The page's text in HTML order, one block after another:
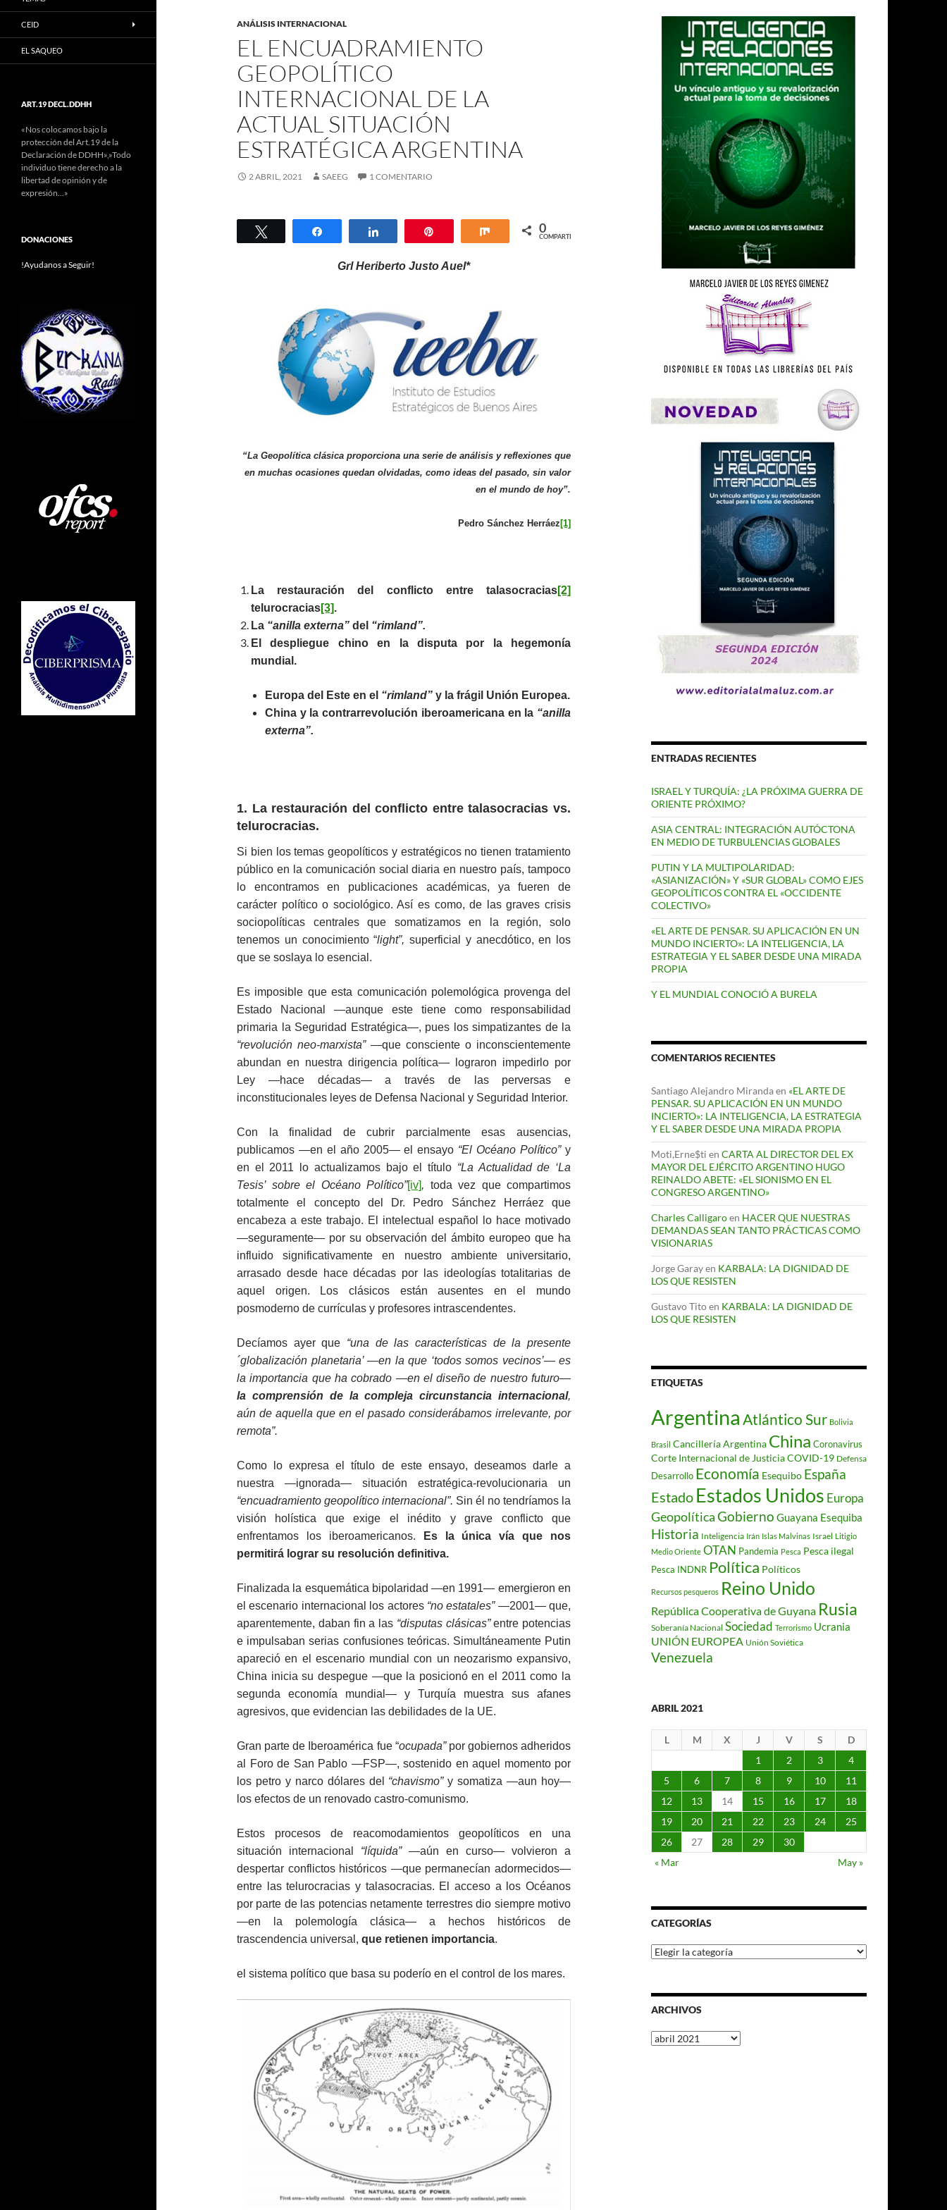
ANÁLISIS INTERNACIONAL
EL ENCUADRAMIENTO
GEOPOLÍTICO
INTERNACIONAL DE LA
ACTUAL SITUACIÓN
ESTRATÉGICA ARGENTINA
2 ABRIL, 2021 SAEEG 1 COMENTARIO
Twittear Compartir Compartir Compartir
0
COMPARTIR
Grl Heriberto Justo Auel*
“La Geopolítica clásica proporciona una serie de análisis y reflexiones que
en muchas ocasiones quedan olvidadas, como ideas del pasado, sin valor
en el mundo de hoy”.
Pedro Sánchez Herráez [1]
La restauración del conflicto entre talasocracias[2]
telurocracias[3].
La “anilla externa” del “rimland”.
El despliegue chino en la disputa por la hegemonía
mundial.
Europa del Este en el “rimland” y la frágil Unión Europea.
China y la contrarrevolución iberoamericana en la “anilla
externa”.
1. La restauración del conflicto entre talasocracias vs.
telurocracias.
Si bien los temas geopolíticos y estratégicos no tienen tratamiento
público en la comunicación social diaria en nuestro país, tampoco
lo encontramos en publicaciones académicas, ya fueren de
carácter político o sociológico. Así es como, de las graves crisis
sociopolíticas centrales que somatizamos en la región, solo
tenemos un conocimiento “light”, superficial y anecdótico, en los
que se soslaya lo esencial.
Es imposible que esta comunicación polemológica provenga del
Estado Nacional —aunque este tiene como responsabilidad
primaria la Seguridad Estratégica—, pues los simpatizantes de la
“revolución neo-marxista”—que consciente o inconscientemente
abundan en nuestra dirigencia política— lograron impedirlo por
Ley —hace décadas— a través de las perversas e
inconstitucionales leyes de Defensa Nacional y Seguridad Interior.
Con la finalidad de cubrir parcialmente esas ausencias,
publicamos —en el año 2005— el ensayo “El Océano Político”y
en el 2011 lo actualizamos bajo el título “La Actualidad de ‘La
Tesis’ sobre el Océano Político”[iv], toda vez que compartimos
totalmente el concepto del Dr. Pedro Sánchez Herráez que
encabeza a este trabajo. El intelectual español lo hace motivado
—seguramente— por su observación del ámbito europeo que ha
influido significativamente en nuestro ambiente universitario,
arrasado desde hace décadas por las ideologías totalitarias de
aquel origen. Los clásicos están ausentes en el mundo
posmoderno de currículas y profesores intrascendentes.
Decíamos ayer que “una de las características de la presente
´globalización planetaria’ —en la que ‘todos somos vecinos’— es
la importancia que ha cobrado —en el diseño de nuestro futuro—
la comprensión de la compleja circunstancia internacional,
aún de aquella que en el pasado considerábamos irrelevante, por
remota”.
Como lo expresa el título de este ensayo, deseamos darle a
nuestra —ignorada— situación estratégica-revolucionaria un
“encuadramiento geopolítico internacional”. Sin él no tendríamos la
visión holística que exige el inédito y grave conflicto que
enfrentamos los iberoamericanos.
Es la única vía que nos
permitirá lograr su resolución definitiva.
Finalizada la esquemática bipolaridad —en 1991— emergieron en
el escenario internacional los actores “no estatales”—2001— que,
aparentemente, daban fin a las “disputas clásicas”entre potencias
e impulsaban serias confusiones teóricas. Simultáneamente Putin
apareció en el escenario mundial con un neozarismo expansivo,
China inicia su despegue —que la posicionó en el 2011 como la
segunda economía mundial— y Turquía muestra sus afanes
agresivos, que evidencian las debilidades de la UE.
Gran parte de Iberoamérica fue “ocupada”por gobiernos adheridos
al Foro de San Pablo —FSP—, sostenido en aquel momento por
los petro y narco dólares del “chavismo”y somatiza —aun hoy—
los efectos de un renovado castro-comunismo.
Estos procesos de reacomodamientos geopolíticos en una
situación internacional “líquida”—aún en curso— volvieron a
despertar conflictos históricos —que permanecían adormecidos—
entre las telurocracias y talasocracias. El acceso a los Océanos
por parte de las potencias netamente terrestres dio siempre motivo
—en la polemología clásica— a hechos históricos de
trascendencia universal, que retienen importancia.
el sistema político que basa su poderío en el control de los mares.
ENTRADAS RECIENTES
ISRAEL Y TURQUÍA: ¿LA PRÓXIMA GUERRA DE
ORIENTE PRÓXIMO?
ASIA CENTRAL: INTEGRACIÓN AUTÓCTONA
EN MEDIO DE TURBULENCIAS GLOBALES
PUTIN Y LA MULTIPOLARIDAD:
«ASIANIZACIÓN» Y «SUR GLOBAL» COMO EJES
GEOPOLÍTICOS CONTRA EL «OCCIDENTE
COLECTIVO»
«EL ARTE DE PENSAR. SU APLICACIÓN EN UN
MUNDO INCIERTO»: LA INTELIGENCIA, LA
ESTRATEGIA Y EL SABER DESDE UNA MIRADA
PROPIA
Y EL MUNDIAL CONOCIÓ A BURELA
COMENTARIOS RECIENTES
Santiago Alejandro Mirandaen «EL ARTE DE
PENSAR. SU APLICACIÓN EN UN MUNDO
INCIERTO»: LA INTELIGENCIA, LA ESTRATEGIA
Y EL SABER DESDE UNA MIRADA PROPIA
Moti,Erne$ti en CARTA AL DIRECTOR DEL EX
MAYOR DEL EJÉRCITO ARGENTINO HUGO
REINALDO ABETE: «EL SIONISMO EN EL
CONGRESO ARGENTINO»
Charles Calligaroen HACER QUE NUESTRAS
DEMANDAS SEAN TANTO PRÁCTICAS COMO
VISIONARIAS
Jorge Garayen KARBALA: LA DIGNIDAD DE
LOS QUE RESISTEN
Gustavo Titoen KARBALA: LA DIGNIDAD DE
LOS QUE RESISTEN
ETIQUETAS
Argentina Atlántico Sur Bolivia
Brasil Cancillería Argentina China Coronavirus
Corte Internacional de JusticiaCOVID-19 Defensa
Desarrollo Economía Esequibo España
Estado Estados Unidos Europa
GeopolíticaGobierno Guayana Esequiba
Historia Inteligencia Irán Islas Malvinas Israel Litigio
Medio Oriente OTAN Pandemia Pesca Pesca ilegal
Pesca INDNR Política Políticos
Recursos pesqueros Reino Unido
República Cooperativa de Guyana Rusia
Soberanía Nacional Sociedad Terrorismo Ucrania
UNIÓN EUROPEA Unión Soviética
Venezuela
ABRIL 2021
L M X J V S
D
1
2 3
4
5
6 7 8 9 10
11
12
13 14 15 16 17
18
19
20 21 22 23 24
25
26
27 28 29
30
« Mar
May »
CATEGORÍAS
Categorías
ARCHIVOS
Archivos
CEID
EL SAQUEO
ART.19 DECL.DDHH
«Nos colocamos bajo la
protección del Art.19 de la
Declaración de DDHH»,»Todo
individuo tiene derecho a la
libertad de opinión y de
expresión…»
DONACIONES
!Ayudanos a Seguir!